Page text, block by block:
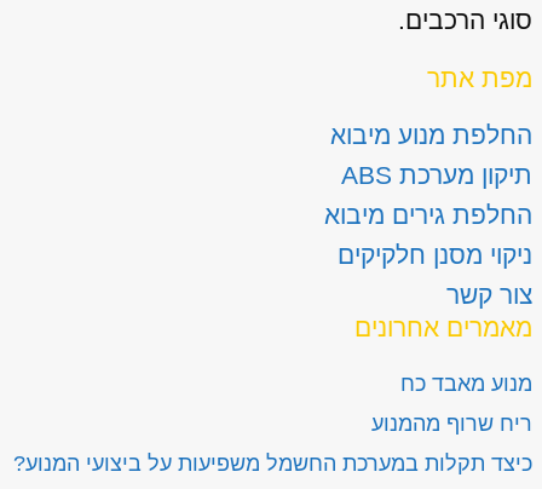
סוגי הרכבים.
מפת אתר
החלפת מנוע מיבוא
תיקון מערכת ABS
החלפת גירים מיבוא
ניקוי מסנן חלקיקים
צור קשר
מאמרים אחרונים
מנוע מאבד כח
ריח שרוף מהמנוע
כיצד תקלות במערכת החשמל משפיעות על ביצועי המנוע?